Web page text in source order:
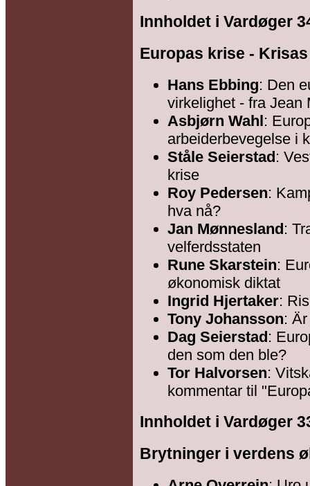
Innholdet i Vardøger
Europas krise -
Hans Ebbing: Den
virkelighet - fra Jean
Asbjørn Wahl:
arbeiderbevegelse i
Ståle Seierstad:
krise
Roy Pedersen:
hva nå?
Jan Mønnesland:
velferdsstaten
Rune Skarstein:
økonomisk diktat
Ingrid Hjertaker:
Tony Johansson:
Dag Seierstad:
den som den ble?
Tor Halvorsen:
kommentar til
Innholdet i Vardøger
Brytninger i verdens